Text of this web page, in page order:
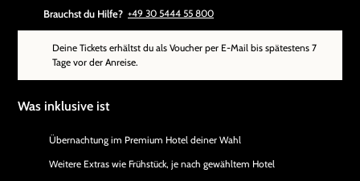
Brauchst du Hilfe? +49 30 5444 55 800
Deine Tickets erhältst du als Voucher per E-Mail bis spätestens 7
Tage vor der Anreise.
Was inklusive ist
Übernachtung im Premium Hotel deiner Wahl
Weitere Extras wie Frühstück, je nach gewähltem Hotel